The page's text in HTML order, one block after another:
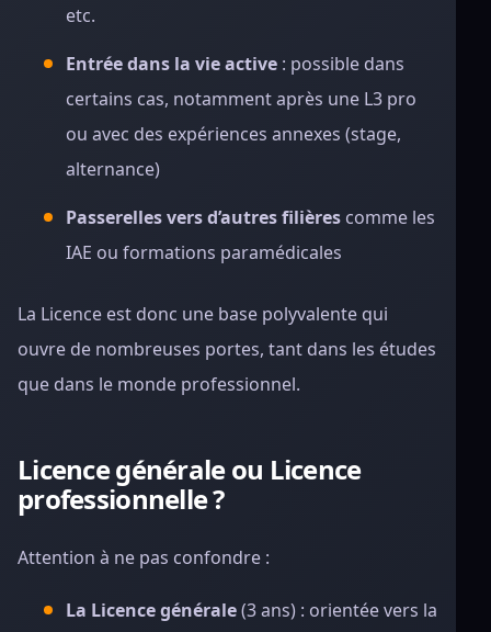
etc.
Entrée dans la vie active : possible dans
certains cas, notamment après une L3 pro
ou avec des expériences annexes (stage,
alternance)
Passerelles vers d’autres filières comme les
IAE ou formations paramédicales
La Licence est donc une base polyvalente qui
ouvre de nombreuses portes, tant dans les études
que dans le monde professionnel.
Licence générale ou Licence
professionnelle ?
Attention à ne pas confondre :
La Licence générale(3 ans) : orientée vers la